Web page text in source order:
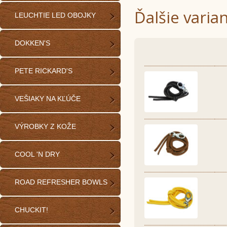
LEUCHTIE LED OBOJKY
DOKKEN'S
PETE RICKARD'S
VEŠIAKY NA KĽÚČE
VÝROBKY Z KOŽE
COOL 'N DRY
ROAD REFRESHER BOWLS
CHUCKIT!
Ďalšie